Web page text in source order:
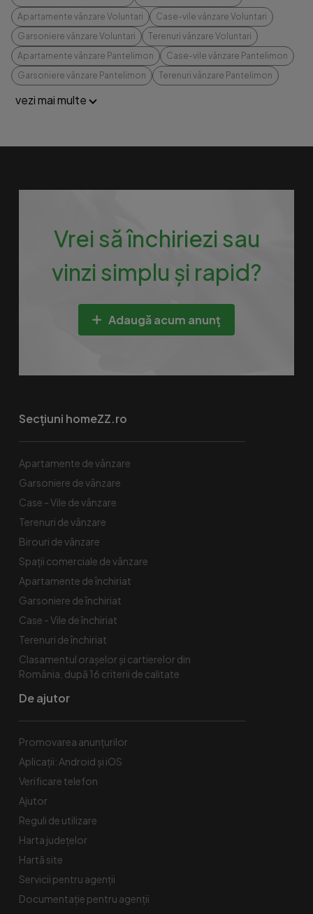
Apartamente vânzare Voluntari
Case-vile vânzare Voluntari
Garsoniere vânzare Voluntari
Terenuri vânzare Voluntari
Apartamente vânzare Pantelimon
Case-vile vânzare Pantelimon
Garsoniere vânzare Pantelimon
Terenuri vânzare Pantelimon
vezi mai multe
Vrei să închiriezi sau
vinzi simplu și rapid?
Adaugă acum anunț
Secțiuni homeZZ.ro
Apartamente de vânzare
Garsoniere de vânzare
Case - Vile de vânzare
Terenuri de vânzare
Birouri de vânzare
Spaţii comerciale de vânzare
Apartamente de închiriat
Garsoniere de închiriat
Case - Vile de închiriat
Terenuri de închiriat
Clasamentul orașelor și cartierelor din
România, după 16 criterii de calitate
De ajutor
Promovarea anunțurilor
Aplicații: Android și iOS
Verificare telefon
Ajutor
Reguli de utilizare
Harta județelor
Hartă site
Servicii pentru agenții
Documentație pentru agenții